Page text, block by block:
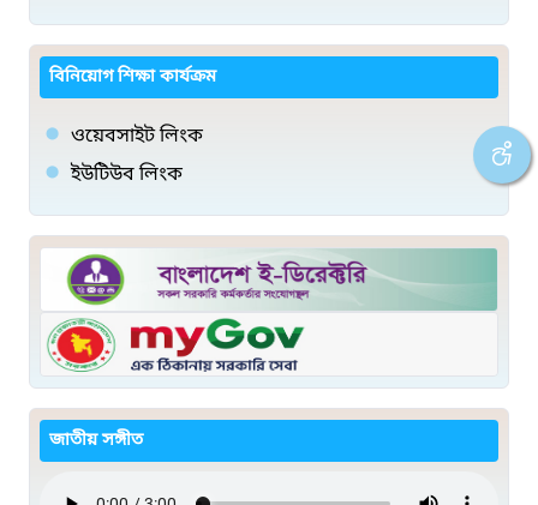
বিনিয়োগ শিক্ষা কার্যক্রম
ওয়েবসাইট লিংক
ইউটিউব লিংক
জাতীয় সঙ্গীত